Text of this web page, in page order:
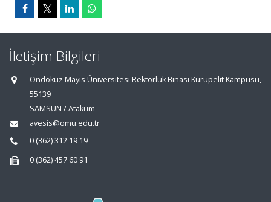
İletişim Bilgileri
Ondokuz Mayıs Üniversitesi Rektörlük Binası Kurupelit Kampüsü,
55139
SAMSUN / Atakum
avesis@omu.edu.tr
0 (362) 312 19 19
0 (362) 457 60 91